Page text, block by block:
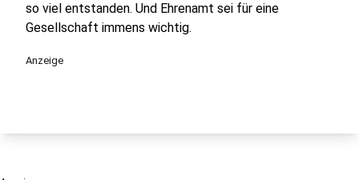
so viel entstanden. Und Ehrenamt sei für eine
Gesellschaft immens wichtig.
Anzeige